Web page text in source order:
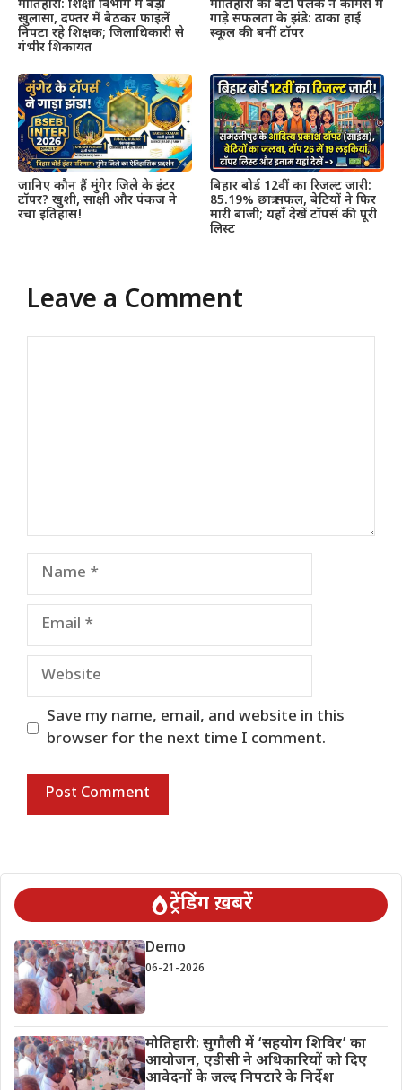
मोतिहारी: शिक्षा विभाग में बड़ा
खुलासा, दफ्तर में बैठकर फाइलें
निपटा रहे शिक्षक; जिलाधिकारी से
गंभीर शिकायत
मोतिहारी की बेटी पलक ने कॉमर्स में
गाड़े सफलता के झंडे: ढाका हाई
स्कूल की बनीं टॉपर
जानिए कौन हैं मुंगेर जिले के इंटर
टॉपर? खुशी, साक्षी और पंकज ने
रचा इतिहास!
बिहार बोर्ड 12वीं का रिजल्ट जारी:
85.19% छात्र सफल, बेटियों ने फिर
मारी बाजी; यहाँ देखें टॉपर्स की पूरी
लिस्ट
Leave a Comment
Name
Email
Website
Save my name, email, and website in this
browser for the next time I comment.
ट्रेंडिंग ख़बरें
Demo
06-21-2026
मोतिहारी: सुगौली में ‘सहयोग शिविर’ का
आयोजन, एडीसी ने अधिकारियों को दिए
आवेदनों के जल्द निपटारे के निर्देश